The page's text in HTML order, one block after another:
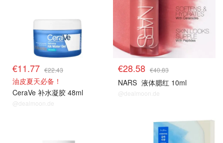
€11.77 €22.43
油皮夏天必备！
CeraVe 补水凝胶 48ml
@dealmoon.de
€28.58 €40.83
NARS 液体腮红 10ml
@dealmoon.de